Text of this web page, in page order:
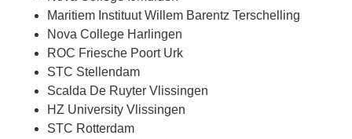
Maritiem Instituut Willem Barentz Terschelling
Nova College Harlingen
ROC Friesche Poort Urk
STC Stellendam
Scalda De Ruyter Vlissingen
HZ University Vlissingen
STC Rotterdam